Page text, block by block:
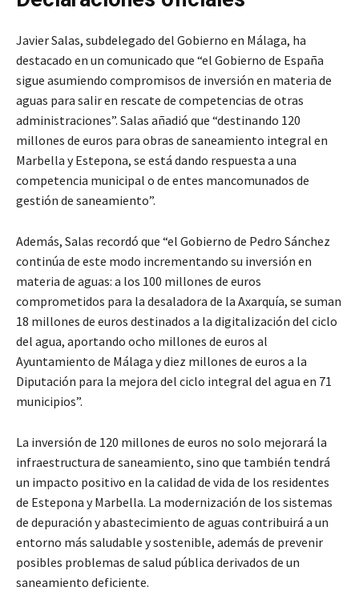
Javier Salas, subdelegado del Gobierno en Málaga, ha
destacado en un comunicado que “el Gobierno de España
sigue asumiendo compromisos de inversión en materia de
aguas para salir en rescate de competencias de otras
administraciones”. Salas añadió que “destinando 120
millones de euros para obras de saneamiento integral en
Marbella y Estepona, se está dando respuesta a una
competencia municipal o de entes mancomunados de
gestión de saneamiento”.
Además, Salas recordó que “el Gobierno de Pedro Sánchez
continúa de este modo incrementando su inversión en
materia de aguas: a los 100 millones de euros
comprometidos para la desaladora de la Axarquía, se suman
18 millones de euros destinados a la digitalización del ciclo
del agua, aportando ocho millones de euros al
Ayuntamiento de Málaga y diez millones de euros a la
Diputación para la mejora del ciclo integral del agua en 71
municipios”.
La inversión de 120 millones de euros no solo mejorará la
infraestructura de saneamiento, sino que también tendrá
un impacto positivo en la calidad de vida de los residentes
de Estepona y Marbella. La modernización de los sistemas
de depuración y abastecimiento de aguas contribuirá a un
entorno más saludable y sostenible, además de prevenir
posibles problemas de salud pública derivados de un
saneamiento deficiente.